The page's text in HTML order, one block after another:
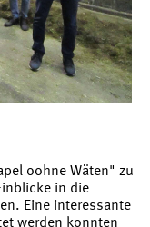
oohne Wäten" zu
in die
Eine interessante
werden konnten